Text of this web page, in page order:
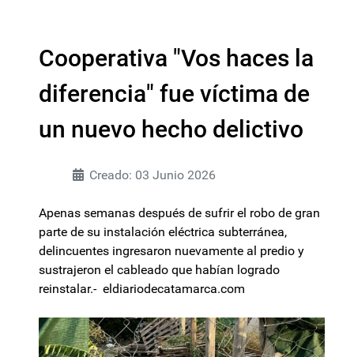
Cooperativa "Vos haces la
diferencia" fue víctima de
un nuevo hecho delictivo
Creado: 03 Junio 2026
Apenas semanas después de sufrir el robo de gran
parte de su instalación eléctrica subterránea,
delincuentes ingresaron nuevamente al predio y
sustrajeron el cableado que habían logrado
reinstalar.- eldiariodecatamarca.com